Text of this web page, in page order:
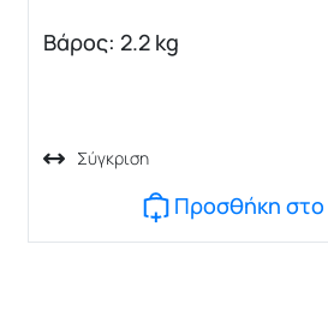
Βάρος: 2.2 kg
Σύγκριση
Προσθήκη στο